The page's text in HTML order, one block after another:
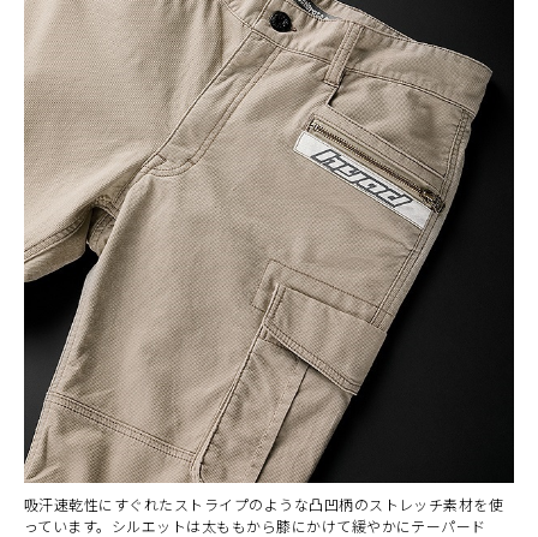
吸汗速乾性にすぐれたストライプのような凸凹柄のストレッチ素材を使
っています。シルエットは太ももから膝にかけて緩やかにテーパード